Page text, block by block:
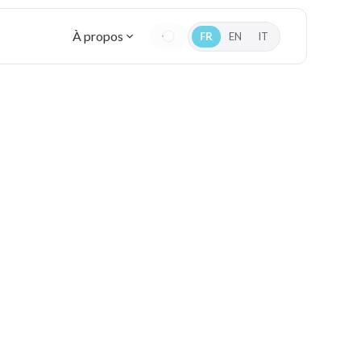
À propos FR EN IT